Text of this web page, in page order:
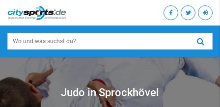
Judo in Sprockhövel